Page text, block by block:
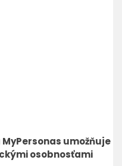
umožňuje
osobnosťami